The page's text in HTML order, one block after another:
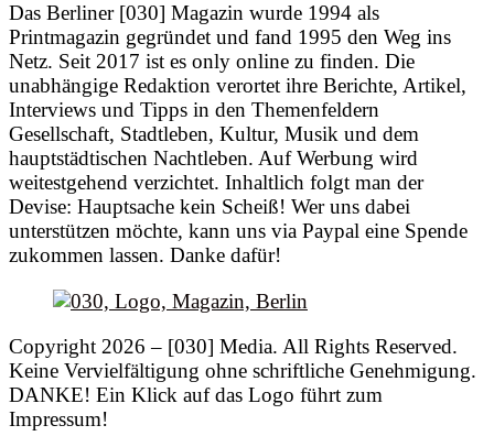
Das Berliner [030] Magazin wurde 1994 als
Printmagazin gegründet und fand 1995 den Weg ins
Netz. Seit 2017 ist es only online zu finden. Die
unabhängige Redaktion verortet ihre Berichte, Artikel,
Interviews und Tipps in den Themenfeldern
Gesellschaft, Stadtleben, Kultur, Musik und dem
hauptstädtischen Nachtleben. Auf Werbung wird
weitestgehend verzichtet. Inhaltlich folgt man der
Devise: Hauptsache kein Scheiß! Wer uns dabei
unterstützen möchte, kann uns via Paypal eine Spende
zukommen lassen. Danke dafür!
Copyright 2026 – [030] Media. All Rights Reserved.
Keine Vervielfältigung ohne schriftliche Genehmigung.
DANKE! Ein Klick auf das Logo führt zum
Impressum!